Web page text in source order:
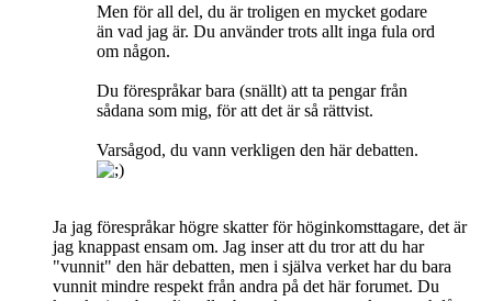
Men för all del, du är troligen en mycket godare
än vad jag är. Du använder trots allt inga fula ord
om någon.
Du förespråkar bara (snällt) att ta pengar från
sådana som mig, för att det är så rättvist.
Varsågod, du vann verkligen den här debatten.
Ja jag förespråkar högre skatter för höginkomsttagare, det är
jag knappast ensam om. Jag inser att du tror att du har
"vunnit" den här debatten, men i själva verket har du bara
vunnit mindre respekt från andra på det här forumet. Du